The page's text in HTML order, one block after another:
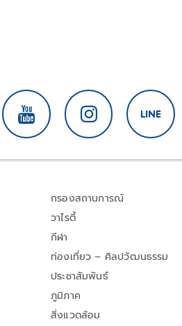
กรองสถานการณ์
วาไรตี้
กีฬา
ท่องเที่ยว – ศิลปวัฒนธรรม
ประชาสัมพันธ์
ภูมิภาค
สิ่งแวดล้อม